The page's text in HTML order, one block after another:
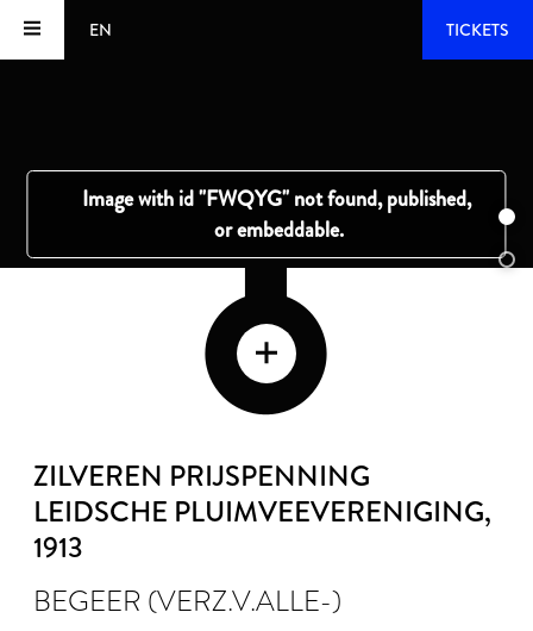
EN TICKETS
ZILVEREN PRIJSPENNING
LEIDSCHE PLUIMVEEVERENIGING,
1913
BEGEER (VERZ.V.ALLE-)